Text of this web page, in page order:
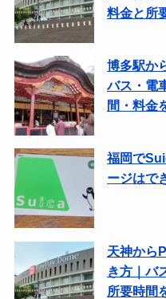
料金と所
博多駅か
バス・電
間・料金
福岡で
ージはで
天神から
き方｜バ
所要時間